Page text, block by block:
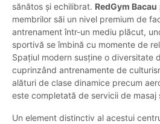
sănătos și echilibrat. RedGym Bacau
membrilor săi un nivel premium de
antrenament într-un mediu plăcut,
sportivă se îmbină cu momente de
Spațiul modern susține o diversitate
cuprinzând antrenamente de
alături de clase dinamice precum
este completată de servicii de masaj
Un element distinctiv al acestui